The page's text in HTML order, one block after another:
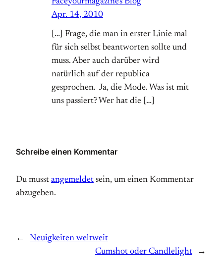
Apr. 14, 2010
[…] Frage, die man in erster Linie mal
für sich selbst beantworten sollte und
muss. Aber auch darüber wird
natürlich auf der republica
gesprochen. Ja, die Mode. Was ist mit
uns passiert? Wer hat die […]
Schreibe einen Kommentar
Du musst angemeldet sein, um einen Kommentar
abzugeben.
←
Neuigkeiten weltweit
Cumshot oder Candlelight
→